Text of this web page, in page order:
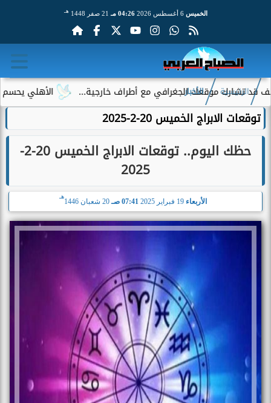
الخميس 6 أغسطس 2026 04:26 مـ 21 صفر 1448 هـ
الأهلي يحسم الجدل حول موقعك الجغرافي مع أطراف خارجية...
الرئيسية الأخبار
توقعات الابراج الخميس 20-2-2025
حظك اليوم.. توقعات الابراج الخميس 20-2-
2025
الأربعاء 07:41 صـ 20 شعبان 1446
هـ